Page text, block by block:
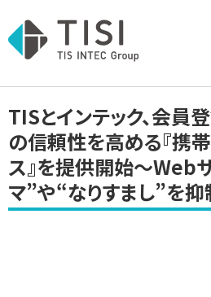
TISとインテック、会員
の信頼性を高める『携
ス』を提供開始～Web
マ”や“なりすまし”を